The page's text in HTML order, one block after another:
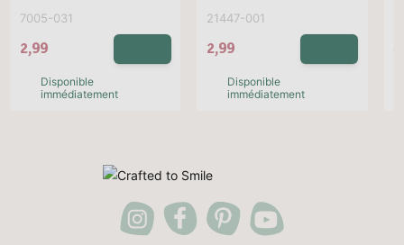
7005-031
2,99
Disponible
immédiatement
21447-001
2,99
Disponible
immédiatement